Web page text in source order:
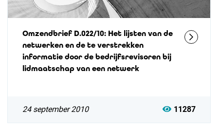
Omzendbrief D.022/10: Het lijsten van de
netwerken en de te verstrekken
informatie door de bedrijfsrevisoren bij
lidmaatschap van een netwerk
24 september 2010 11287